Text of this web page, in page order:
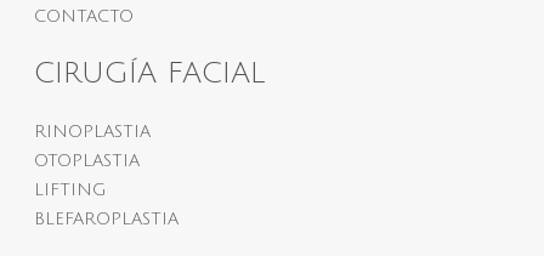
CONTACTO
CIRUGÍA FACIAL
RINOPLASTIA
OTOPLASTIA
LIFTING
BLEFAROPLASTIA